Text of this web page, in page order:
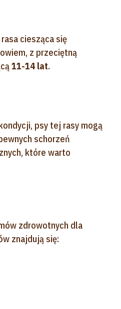
ciesząca się
z przeciętną
11-14 lat.
psy tej rasy mogą
schorzeń
które warto
zdrowotnych dla
znajdują się: